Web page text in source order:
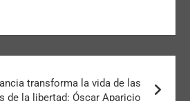
transforma la vida de las
de la libertad: Óscar Aparicio